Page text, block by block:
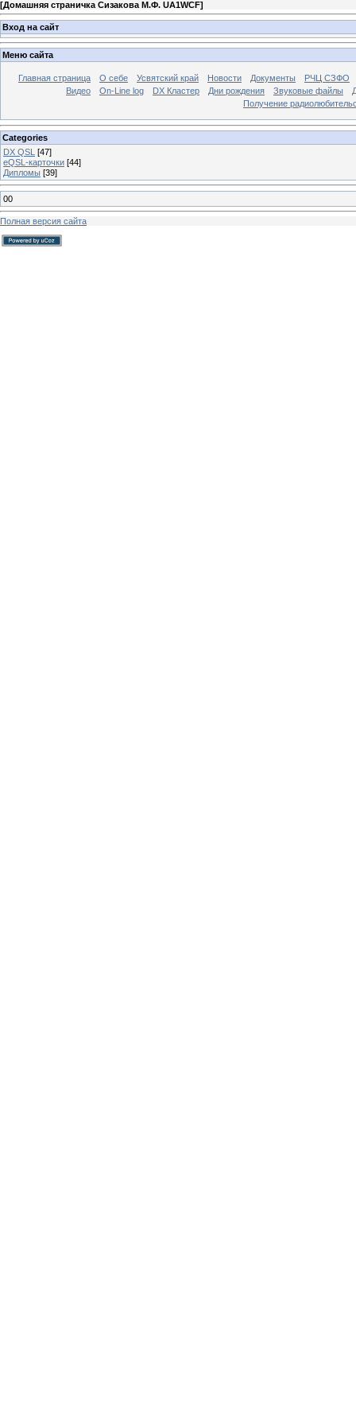
[Домашняя страничка Сизакова М.Ф. UA1WCF]
Вход на сайт
Меню сайта
Главная страница О себе Усвятский край Новости Документы
РЧЦ СЗФО
Видео
On-Line log DX Кластер Дни рождения Звуковые файлы
Получение
Categories
DX QSL [47]
eQSL-карточки [44]
Дипломы [39]
00
Полная версия сайта